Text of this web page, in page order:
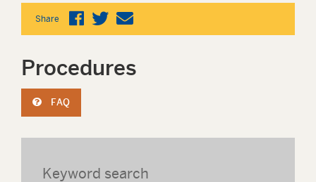
Share
Procedures
FAQ
Keyword search